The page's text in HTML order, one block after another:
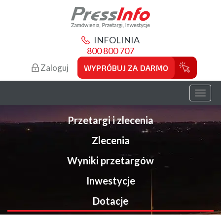
INFOLINIA
800 800 707
Zaloguj WYPRÓBUJ ZA DARMO
Toggle
Przetargi i zlecenia
Zlecenia
Wyniki przetargów
Inwestycje
Dotacje